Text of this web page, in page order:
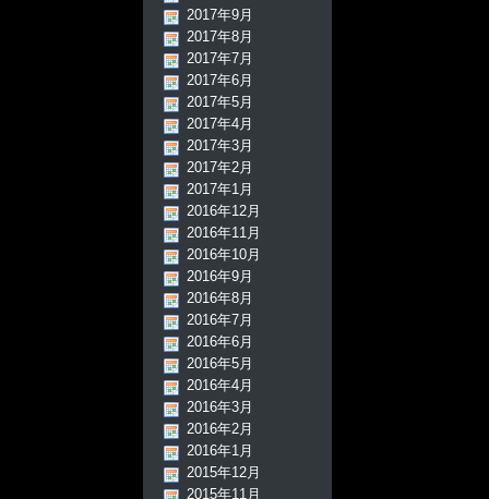
2017年9月
2017年8月
2017年7月
2017年6月
2017年5月
2017年4月
2017年3月
2017年2月
2017年1月
2016年12月
2016年11月
2016年10月
2016年9月
2016年8月
2016年7月
2016年6月
2016年5月
2016年4月
2016年3月
2016年2月
2016年1月
2015年12月
2015年11月